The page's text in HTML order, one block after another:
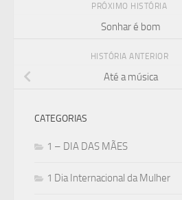
PRÓXIMO HISTÓRIA
Sonhar é bom
HISTÓRIA ANTERIOR
Até a música
CATEGORIAS
1 – DIA DAS MÃES
1 Dia Internacional da Mulher